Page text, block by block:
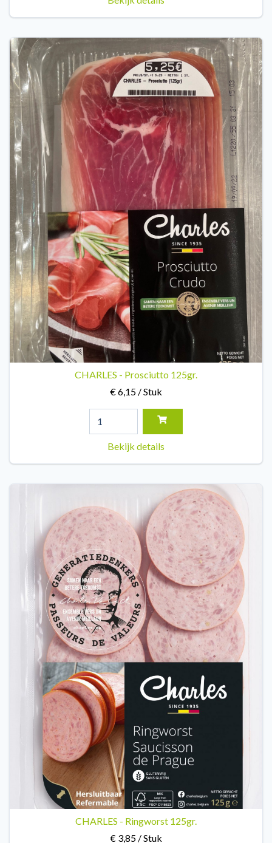
CHARLES - Prosciutto 125gr.
€ 6,15 / Stuk
Bekijk details
CHARLES - Ringworst 125gr.
€ 3,85 / Stuk